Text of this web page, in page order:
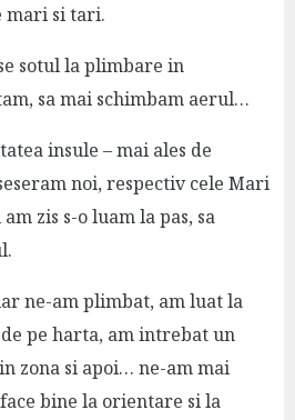
mari si tari.
sotul la plimbare in
sa mai schimbam aerul…
insule – mai ales de
noi, respectiv cele Mari
zis s-o luam la pas, sa
ne-am plimbat, am luat la
pe harta, am intrebat un
zona si apoi… ne-am mai
bine la orientare si la